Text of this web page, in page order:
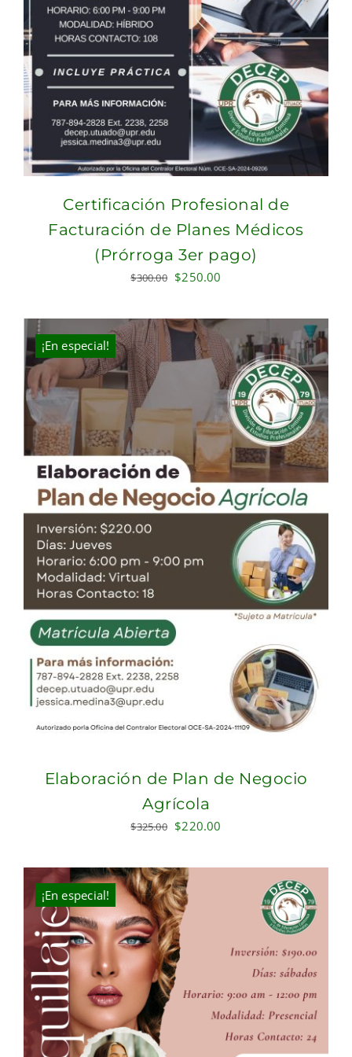
Certificación Profesional de
Facturación de Planes Médicos
(Prórroga 3er pago)
$300.00 Original
was:
$300.00.
$250.00
is:
$250.00.
¡En especial!
Elaboración de Plan de Negocio
Agrícola
$325.00 Original
was:
$325.00.
$220.00
is:
$220.00.
¡En especial!